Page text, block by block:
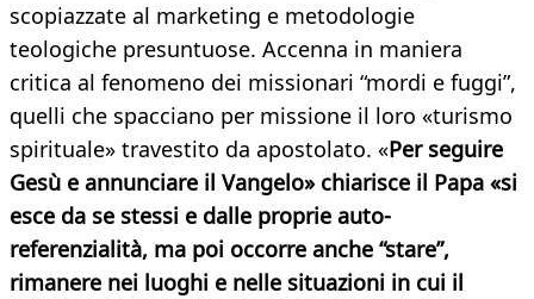
scopiazzate al marketing e metodologie
teologiche presuntuose. Accenna in maniera
critica al fenomeno dei missionari “mordi e fuggi”,
quelli che spacciano per missione il loro «turismo
spirituale» travestito da apostolato. «Per seguire
Gesù e annunciare il Vangelo» chiarisce il Papa «si
esce da se stessi e dalle proprie auto-
referenzialità, ma poi occorre anche “stare”,
rimanere nei luoghi e nelle situazioni in cui il